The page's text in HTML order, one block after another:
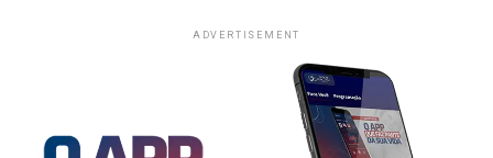
ADVERTISEMENT